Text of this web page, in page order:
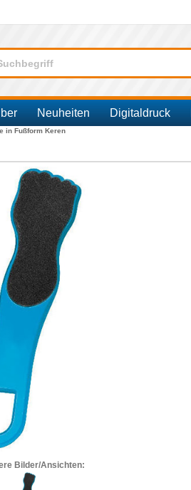
Neuheiten Digitaldruck
in Fußform Keren
Bilder/Ansichten: